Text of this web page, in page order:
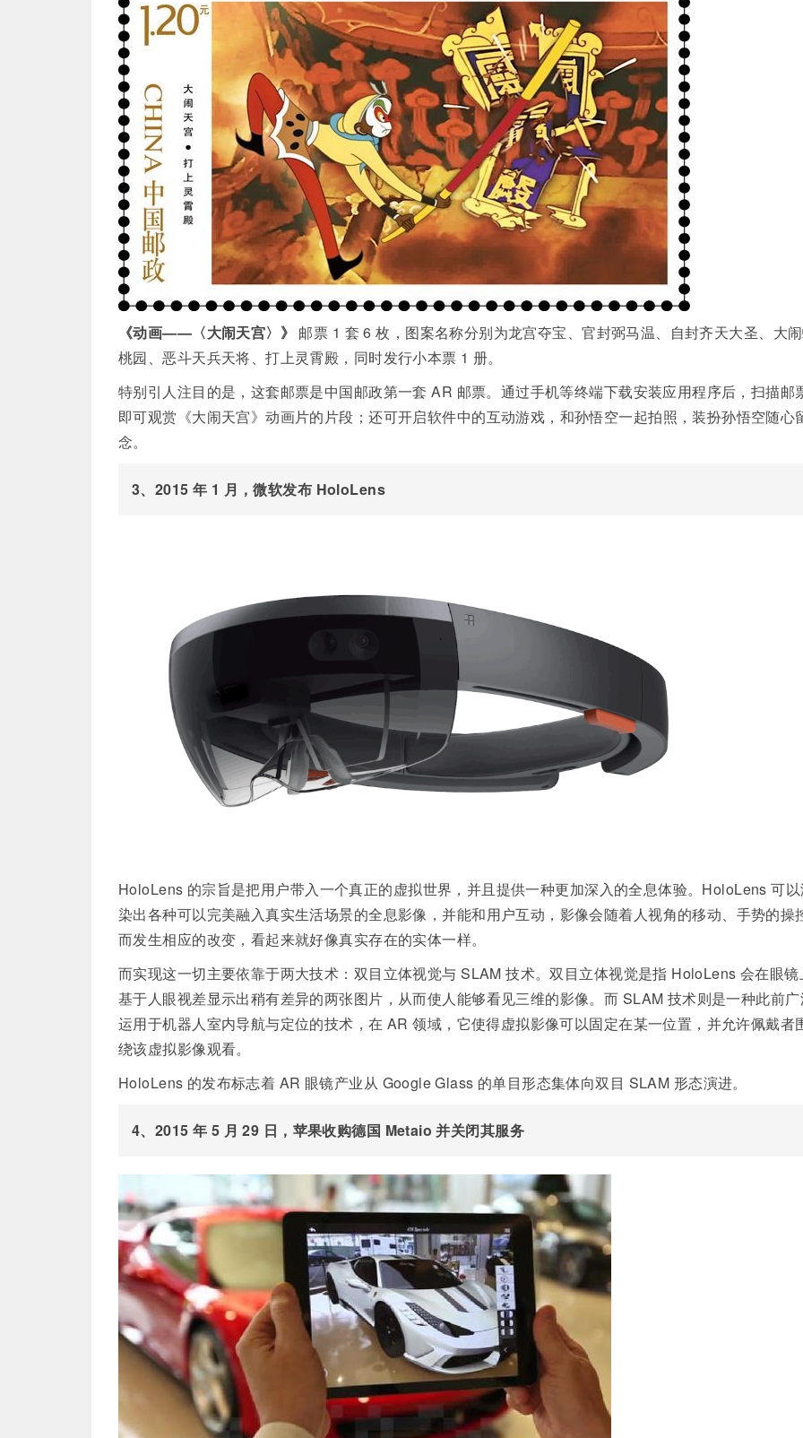
《动画——〈大闹天宫〉》 邮票 1 套 6 枚，图案名称分别为龙宫夺宝、官封弼马温、自封齐天大圣、大
桃园、恶斗天兵天将、打上灵霄殿，同时发行小本票 1 册。
特别引人注目的是，这套邮票是中国邮政第一套 AR 邮票。通过手机等终端下载安装应用程序后，扫描邮
即可观赏《大闹天宫》动画片的片段；还可开启软件中的互动游戏，和孙悟空一起拍照，装扮孙悟空随心
念。
3、2015 年 1 月，微软发布 HoloLens
HoloLens 的宗旨是把用户带入一个真正的虚拟世界，并且提供一种更加深入的全息体验。HoloLens 可
染出各种可以完美融入真实生活场景的全息影像，并能和用户互动，影像会随着人视角的移动、手势的操
而发生相应的改变，看起来就好像真实存在的实体一样。
而实现这一切主要依靠于两大技术：双目立体视觉与 SLAM 技术。双目立体视觉是指 HoloLens 会在眼镜
基于人眼视差显示出稍有差异的两张图片，从而使人能够看见三维的影像。而 SLAM 技术则是一种此前
运用于机器人室内导航与定位的技术，在 AR 领域，它使得虚拟影像可以固定在某一位置，并允许佩戴者
绕该虚拟影像观看。
HoloLens 的发布标志着 AR 眼镜产业从 Google Glass 的单目形态集体向双目 SLAM 形态演进。
4、2015 年 5 月 29 日，苹果收购德国 Metaio 并关闭其服务